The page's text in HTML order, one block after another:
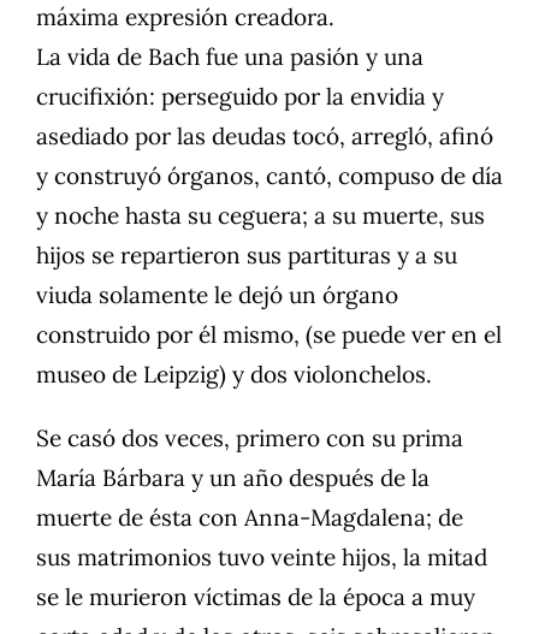
máxima expresión creadora.
La vida de Bach fue una pasión y una
crucifixión: perseguido por la envidia y
asediado por las deudas tocó, arregló, afinó
y construyó órganos, cantó, compuso de día
y noche hasta su ceguera; a su muerte, sus
hijos se repartieron sus partituras y a su
viuda solamente le dejó un órgano
construido por él mismo, (se puede ver en el
museo de Leipzig) y dos violonchelos.
Se casó dos veces, primero con su prima
María Bárbara y un año después de la
muerte de ésta con Anna-Magdalena; de
sus matrimonios tuvo veinte hijos, la mitad
se le murieron víctimas de la época a muy